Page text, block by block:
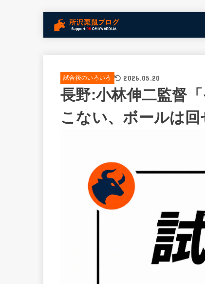
試合後のいろいろ 2026.05.20
長野:小林伸二監督
こない、ボールは回